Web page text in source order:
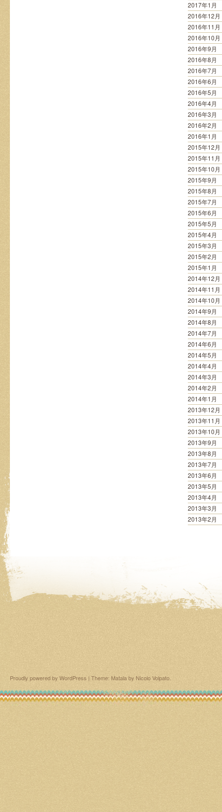
2017年1月
2016年12月
2016年11月
2016年10月
2016年9月
2016年8月
2016年7月
2016年6月
2016年5月
2016年4月
2016年3月
2016年2月
2016年1月
2015年12月
2015年11月
2015年10月
2015年9月
2015年8月
2015年7月
2015年6月
2015年5月
2015年4月
2015年3月
2015年2月
2015年1月
2014年12月
2014年11月
2014年10月
2014年9月
2014年8月
2014年7月
2014年6月
2014年5月
2014年4月
2014年3月
2014年2月
2014年1月
2013年12月
2013年11月
2013年10月
2013年9月
2013年8月
2013年7月
2013年6月
2013年5月
2013年4月
2013年3月
2013年2月
Proudly powered by WordPress | Theme: Matala by Nicolo Volpato